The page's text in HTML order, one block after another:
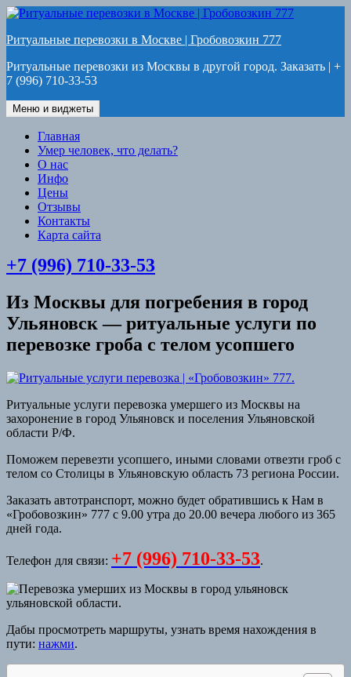
Перейти
содержимому
Ритуальные перевозки в Москве | Гробовозкин 777
Ритуальные перевозки из Москвы в другой город. Заказать | +
7 (996) 710-33-53
Меню и виджеты
Главная
Умер человек, что делать?
О нас
Инфо
Цены
Отзывы
Контакты
Карта сайта
+7 (996) 710-33-53
Из Москвы для погребения в город
Ульяновск — ритуальные услуги по
перевозке гроба с телом усопшего
Ритуальные услуги перевозка умершего из Москвы на
захоронение в город Ульяновск и поселения Ульяновской
области Р/Ф.
Поможем перевезти усопшего, иными словами отвезти гроб с
телом со Столицы в Ульяновскую область 73 региона России.
Заказать автотранспорт, можно будет обратившись к Нам в
«Гробовозкин» 777 с 9.00 утра до 20.00 вечера любого из 365
дней года.
Телефон для связи: +7 (996) 710-33-53.
Дабы просмотреть маршруты, узнать время нахождения в
пути: нажми.